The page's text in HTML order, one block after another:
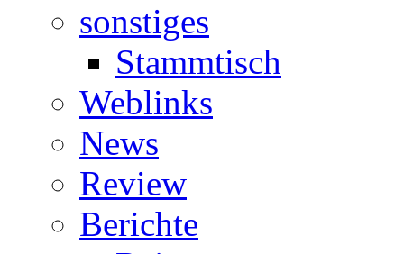
sonstiges
Stammtisch
Weblinks
News
Review
Berichte